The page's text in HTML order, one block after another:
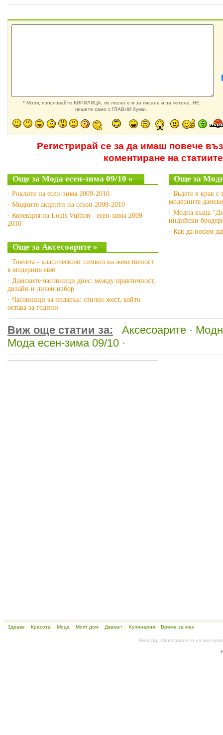
* Моля, използвайте КИРИЛИЦА, по лесно е и за писане и за четене. НЕ
пишете само с ГЛАВНИ букви.
Регистрирай се за да имаш повече
коментиране на статиите
Още за Мода есен-зима 09/10 »
· Роклите на есен-зима 2009-2010
· Модните акценти на сезон 2009-2010
· Колекция на Louis Vuitton - есен-зима 2009-
2010
Още за
· Бъдете в крак
модерните
· Модна къща
индийски
· Как да носим
Още за Аксесоарите »
· Токчета - класическият символ на женственост
в модерния свят
· Дамските часовници днес: между практичност,
дизайн и личен избор
· Часовници за подарък: стилен жест, който
остава за години
Виж още статии за: Аксесоарите ·
Мода есен-зима 09/10 ·
Здраве Красота Мода Моят дом Двама+ Кулинария Време за мен
Hera.bg. Използването на